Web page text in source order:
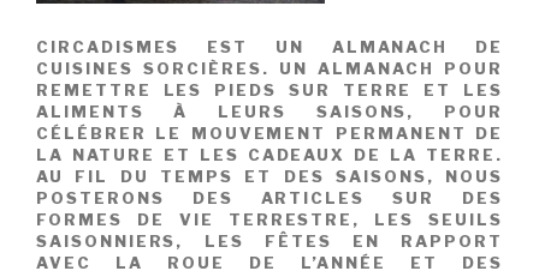
CIRCADISMES EST UN ALMANACH DE
CUISINES SORCIÈRES. UN ALMANACH POUR
REMETTRE LES PIEDS SUR TERRE ET LES
ALIMENTS À LEURS SAISONS, POUR
CÉLÉBRER LE MOUVEMENT PERMANENT DE
LA NATURE ET LES CADEAUX DE LA TERRE.
AU FIL DU TEMPS ET DES SAISONS, NOUS
POSTERONS DES ARTICLES SUR DES
FORMES DE VIE TERRESTRE, LES SEUILS
SAISONNIERS, LES FÊTES EN RAPPORT
AVEC LA ROUE DE L’ANNÉE ET DES